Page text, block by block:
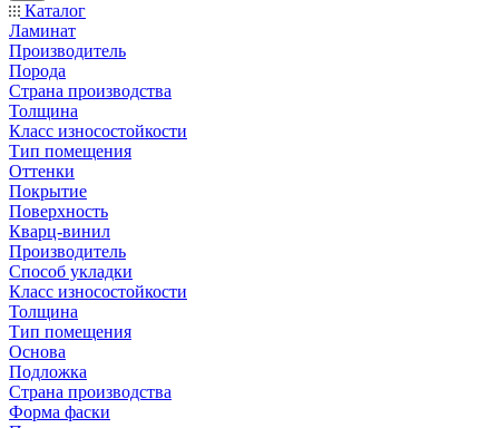
Каталог
Ламинат
Производитель
Порода
Страна производства
Толщина
Класс износостойкости
Тип помещения
Оттенки
Покрытие
Поверхность
Кварц-винил
Производитель
Способ укладки
Класс износостойкости
Толщина
Тип помещения
Основа
Подложка
Страна производства
Форма фаски